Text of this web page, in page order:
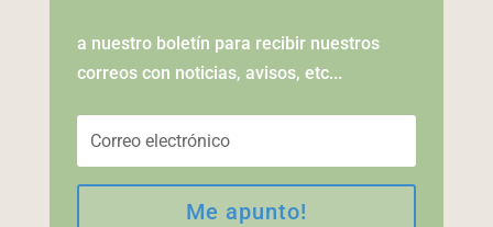
a nuestro boletín para recibir nuestros
correos con noticias, avisos, etc...
Me apunto!